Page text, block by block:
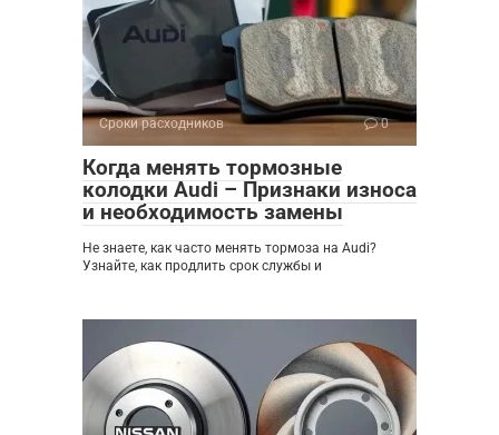
Сроки расходников 0
Когда менять тормозные
колодки Audi – Признаки износа
и необходимость замены
Не знаете, как часто менять тормоза на Audi?
Узнайте, как продлить срок службы и